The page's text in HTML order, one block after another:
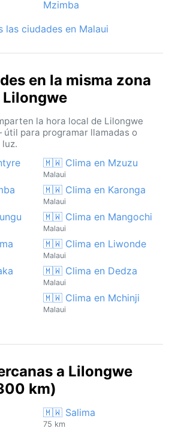
su clima es moderado, con
bien marcadas.
Mzimba
las ciudades en Malaui
en la misma zona
la hora local de Lilongwe
para programar llamadas o
🇲🇼 Clima en Mzuzu
Malaui
🇲🇼 Clima en Karonga
Malaui
🇲🇼 Clima en Mangochi
Malaui
🇲🇼 Clima en Liwonde
Malaui
🇲🇼 Clima en Dedza
Malaui
🇲🇼 Clima en Mchinji
Malaui
a Lilongwe
km)
🇲🇼 Salima
75 km